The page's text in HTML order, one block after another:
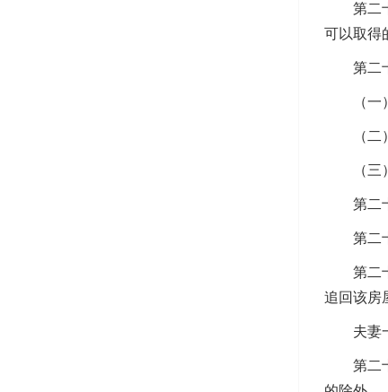
第二十
可以取得
第二十
（一）
（二）
（三）
第二十
第二十
第二十
追回该房
夫妻一
第二十